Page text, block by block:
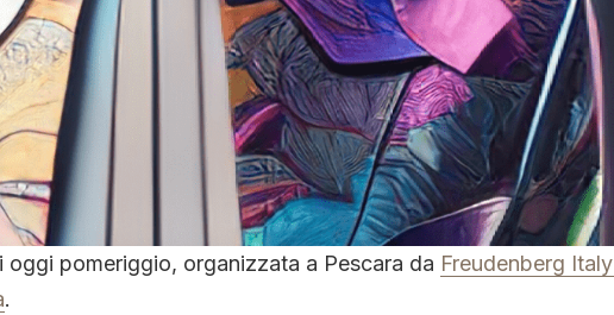
pomeriggio, organizzata a Pescara da Freudenberg Italy
.